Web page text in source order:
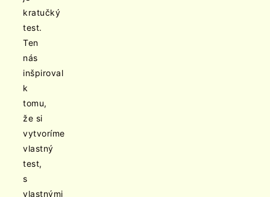
kratučký
test.
Ten
nás
inšpiroval
k
tomu,
že si
vytvoríme
vlastný
test,
s
vlastnými